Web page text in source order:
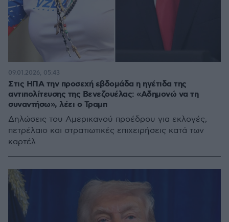
Στις ΗΠΑ την προσεχή εβδομάδα η ηγέτιδα της
αντιπολίτευσης της Βενεζουέλας: «Αδημονώ να τη
συναντήσω», λέει ο Τραμπ
Δηλώσεις του Αμερικανού προέδρου για εκλογές,
πετρέλαιο και στρατιωτικές επιχειρήσεις κατά των
καρτέλ
09.01.2026, 05:43